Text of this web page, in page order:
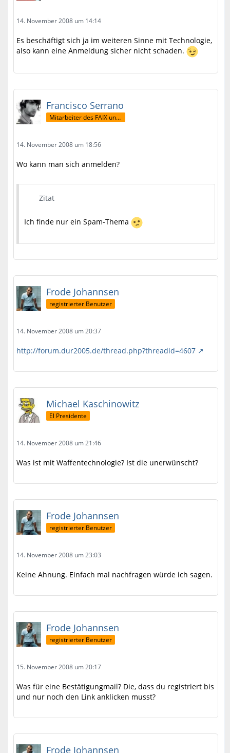
14. November 2008 um 14:14
Es beschäftigt sich ja im weiteren Sinne mit Technologie,
also kann eine Anmeldung sicher nicht schaden.
Francisco Serrano
Mitarbeiter des FAIX und ehemaliger FormelA-Präsident
14. November 2008 um 18:56
Wo kann man sich anmelden?
Zitat
Ich finde nur ein Spam-Thema
Frode Johannsen
registrierter Benutzer
14. November 2008 um 20:37
http://forum.dur2005.de/thread.php?threadid=4607
Michael Kaschinowitz
El Presidente
14. November 2008 um 21:46
Was ist mit Waffentechnologie? Ist die unerwünscht?
Frode Johannsen
registrierter Benutzer
14. November 2008 um 23:03
Keine Ahnung. Einfach mal nachfragen würde ich sagen.
Frode Johannsen
registrierter Benutzer
15. November 2008 um 20:17
Was für eine Bestätigungmail? Die, dass du registriert bis
und nur noch den Link anklicken musst?
Frode Johannsen